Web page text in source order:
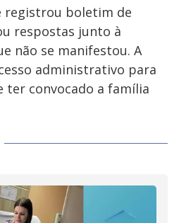
registrou boletim de
respostas junto à
não se manifestou. A
administrativo para
ter convocado a família